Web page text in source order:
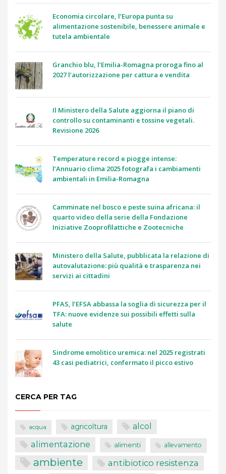
Economia circolare, l’Europa punta su
alimentazione sostenibile, benessere animale e
tutela ambientale
Granchio blu, l’Emilia-Romagna proroga fino al
2027 l’autorizzazione per cattura e vendita
Il Ministero della Salute aggiorna il piano di
controllo su contaminanti e tossine vegetali.
Revisione 2026
Temperature record e piogge intense:
l’Annuario clima 2025 fotografa i cambiamenti
ambientali in Emilia-Romagna
Camminate nel bosco e peste suina africana: il
quarto video della serie della Fondazione
Iniziative Zooprofilattiche e Zootecniche
Ministero della Salute, pubblicata la relazione di
autovalutazione: più qualità e trasparenza nei
servizi ai cittadini
PFAS, l’EFSA abbassa la soglia di sicurezza per il
TFA: nuove evidenze sui possibili effetti sulla
salute
Sindrome emolitico uremica: nel 2025 registrati
43 casi pediatrici, confermato il picco estivo
CERCA PER TAG
acqua agricoltura alcol
alimentazione alimenti allevamento
ambiente antibiotico resistenza